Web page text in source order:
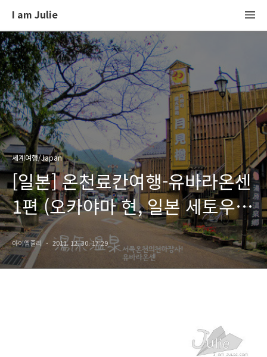
I am Julie
세계여행/Japan
[일본] 온천료칸여행-유바라온센
1편 (오카야마 현, 일본 세토우치
여행, 유노쿠라츠루야 료칸)
아이엠줄리 2011. 12. 30. 17:29